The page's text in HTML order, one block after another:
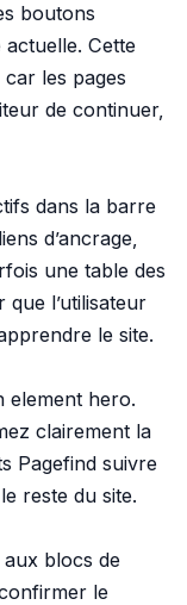
boutons
Cette
les pages
de continuer,
dans la barre
d’ancrage,
une table des
l’utilisateur
le site.
element hero.
clairement la
Pagefind suivre
reste du site.
blocs de
le